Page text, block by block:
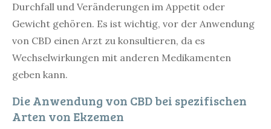
Durchfall und Veränderungen im Appetit oder
Gewicht gehören. Es ist wichtig, vor der Anwendung
von CBD einen Arzt zu konsultieren, da es
Wechselwirkungen mit anderen Medikamenten
geben kann.
Die Anwendung von CBD bei spezifischen
Arten von Ekzemen